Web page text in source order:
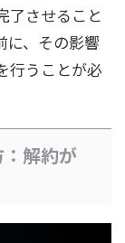
了させること
に、その影響
行うことが必
解約が